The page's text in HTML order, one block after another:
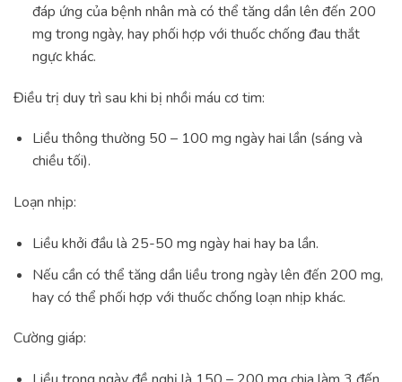
đáp ứng của bệnh nhân mà có thể tăng dần lên đến 200
mg trong ngày, hay phối hợp với thuốc chống đau thắt
ngực khác.
Điều trị duy trì sau khi bị nhồi máu cơ tim:
Liều thông thường 50 – 100 mg ngày hai lần (sáng và
chiều tối).
Loạn nhịp:
Liều khởi đầu là 25-50 mg ngày hai hay ba lần.
Nếu cần có thể tăng dần liều trong ngày lên đến 200 mg,
hay có thể phối hợp với thuốc chống loạn nhịp khác.
Cường giáp: